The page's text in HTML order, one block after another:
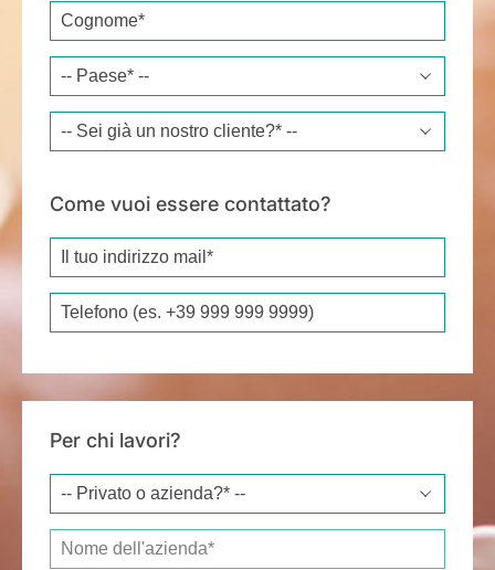
Surname*
Country*
Are you already a customer?*
Come vuoi essere contattato?
Email*
Phone
Per chi lavori?
Company name*